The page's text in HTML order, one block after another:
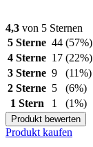
4,3 von 5 Sternen
5 Sterne 44 (57%)
4 Sterne 17 (22%)
3 Sterne 9
(11%)
2 Sterne 5
(6%)
1 Stern
1 (1%)
Produkt bewerten
Produkt kaufen